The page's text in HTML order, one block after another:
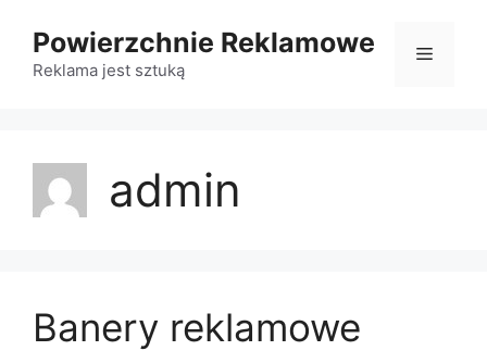
treści
Powierzchnie Reklamowe
Reklama jest sztuką
Menu
admin
Banery reklamowe